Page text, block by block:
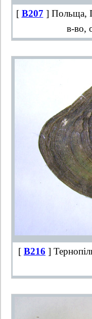
[ B207 ] Польща,
в-во,
[ B216 ]